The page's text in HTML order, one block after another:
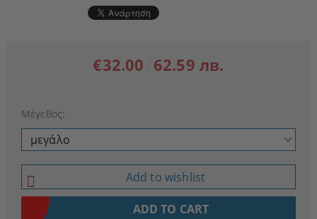
€32.00 62.59 лв.
Μέγεθος:
Add to wishlist